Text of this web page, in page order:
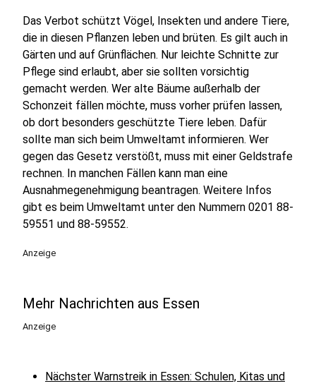
Das Verbot schützt Vögel, Insekten und andere Tiere,
die in diesen Pflanzen leben und brüten. Es gilt auch in
Gärten und auf Grünflächen. Nur leichte Schnitte zur
Pflege sind erlaubt, aber sie sollten vorsichtig
gemacht werden. Wer alte Bäume außerhalb der
Schonzeit fällen möchte, muss vorher prüfen lassen,
ob dort besonders geschützte Tiere leben. Dafür
sollte man sich beim Umweltamt informieren. Wer
gegen das Gesetz verstößt, muss mit einer Geldstrafe
rechnen. In manchen Fällen kann man eine
Ausnahmegenehmigung beantragen. Weitere Infos
gibt es beim Umweltamt unter den Nummern 0201 88-
59551 und 88-59552.
Anzeige
Mehr Nachrichten aus Essen
Anzeige
Nächster Warnstreik in Essen: Schulen, Kitas und